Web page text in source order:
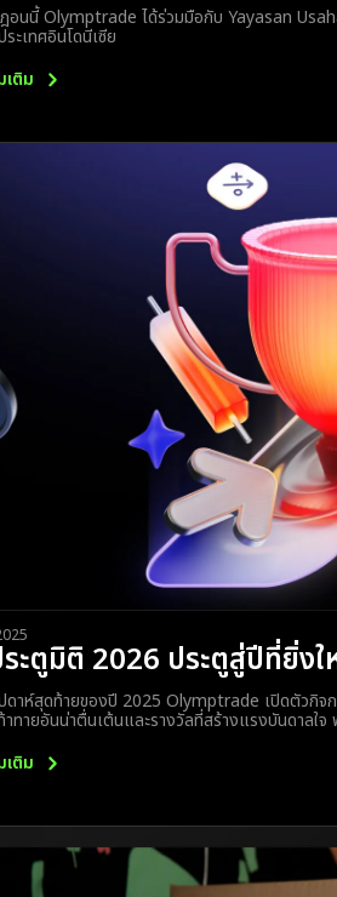
อนนี้ Olymptrade ได้ร่วมมือกับ Yayasan
ะเทศอินโดนีเซีย
เติม
ระตูมิติ 2026 ประตูสู่ปีที่ยิ่
ปดาห์สุดท้ายของปี 2025 Olymptrade เปิดตัวกิ
ทายอันน่าตื่นเต้นและรางวัลที่สร้างแรงบันดาลใจ
เติม